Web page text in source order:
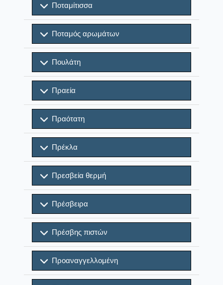
Ποταμίτισσα
Ποταμός αρωμάτων
Πουλάτη
Πραεία
Πραότατη
Πρέκλα
Πρεσβεία θερμή
Πρέσβειρα
Πρέσβης πιστών
Προαναγγελλομένη